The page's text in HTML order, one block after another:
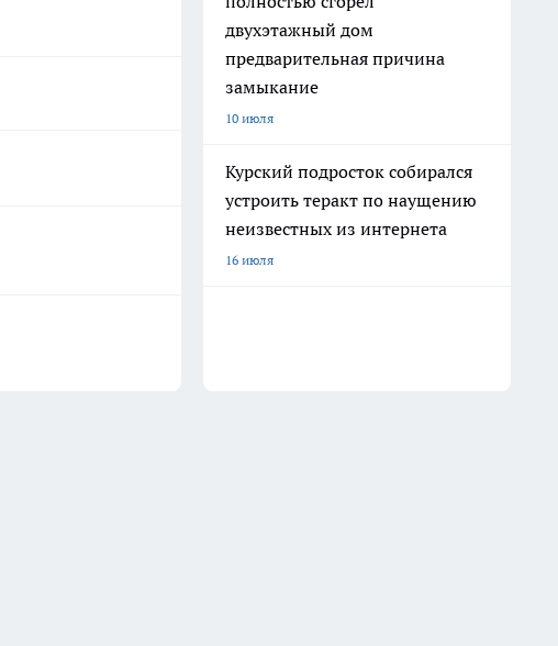
двухэтажный дом
предварительная причина
замыкание
10 июля
Курский подросток собирался
устроить теракт по наущению
неизвестных из интернета
16 июля